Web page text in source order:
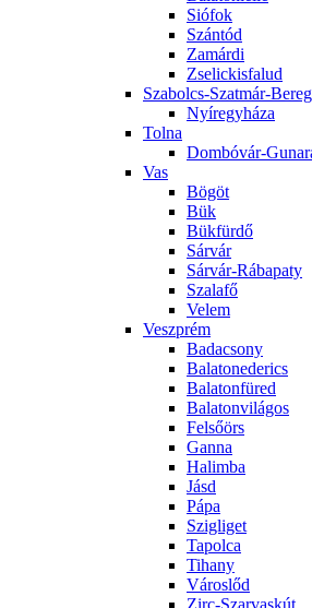
Siófok
Szántód
Zamárdi
Zselickisfalud
Szabolcs-Szatmár-Bereg
Nyíregyháza
Tolna
Dombóvár-
Vas
Bögöt
Bük
Bükfürdő
Sárvár
Sárvár-Rábapaty
Szalafő
Velem
Veszprém
Badacsony
Balatonederics
Balatonfüred
Balatonvilágos
Felsőörs
Ganna
Halimba
Jásd
Pápa
Szigliget
Tapolca
Tihany
Városlőd
Zirc-Szarvaskút